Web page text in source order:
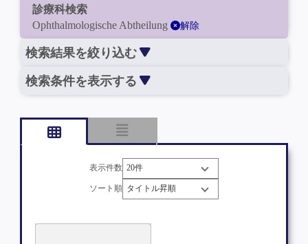
診療科検索
Ophthalmologische Abtheilung
解除
検索結果を絞り込む
検索条件を表示する
表示件数
ソート順